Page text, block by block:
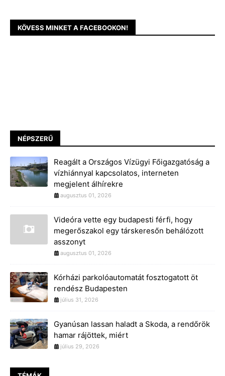
KÖVESS MINKET A FACEBOOKON!
NÉPSZERŰ
Reagált a Országos Vízügyi Főigazgatóság a
vízhiánnyal kapcsolatos, interneten
megjelent álhírekre
augusztus 01, 2026
Videóra vette egy budapesti férfi, hogy
megerőszakol egy társkeresőn behálózott
asszonyt
augusztus 01, 2026
Kórházi parkolóautomatát fosztogatott öt
rendész Budapesten
július 31, 2026
Gyanúsan lassan haladt a Skoda, a rendőrök
hamar rájöttek, miért
július 29, 2026